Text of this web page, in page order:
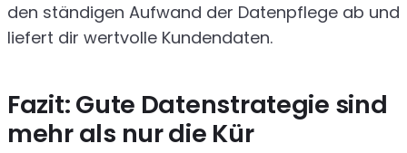
den ständigen Aufwand der Datenpflege ab und
liefert dir wertvolle Kundendaten.
Fazit: Gute Datenstrategie sind
mehr als nur die Kür